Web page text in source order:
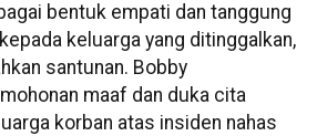
bentuk empati dan tanggung
keluarga yang ditinggalkan,
santunan. Bobby
maaf dan duka cita
korban atas insiden nahas